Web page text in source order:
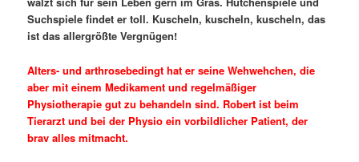
Suchspiele findet er toll. Kuscheln, kuscheln, kuscheln, das
ist das allergrößte Vergnügen!
Alters- und arthrosebedingt hat er seine Wehwehchen, die
aber mit einem Medikament und regelmäßiger
Physiotherapie gut zu behandeln sind. Robert ist beim
Tierarzt und bei der Physio ein vorbildlicher Patient, der
brav alles mitmacht.